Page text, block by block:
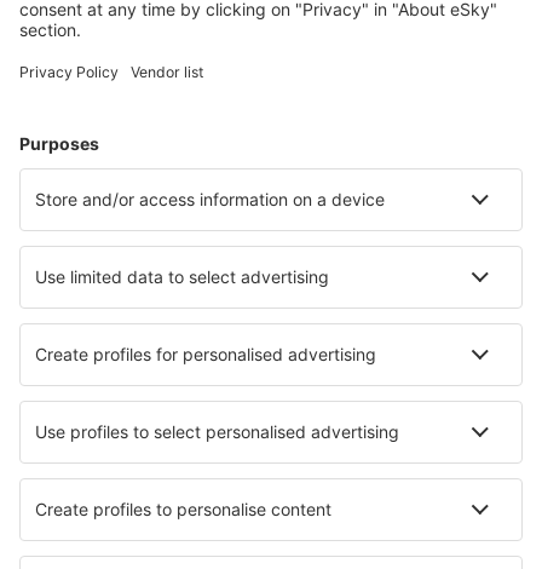
Cele mai căutate hoteluri de către utilizatorii eSky
Hoteluri în Atena
Hoteluri în Salonic Hoteluri în Rethimnon
Hoteluri în Náousa Hoteluri în Karistos
Hoteluri în Agios Gordios Hoteluri în Néa Skióni
Cele mai bune hoteluri - orașe
Hoteluri în Etelsen Hoteluri Zalamea De La Serena